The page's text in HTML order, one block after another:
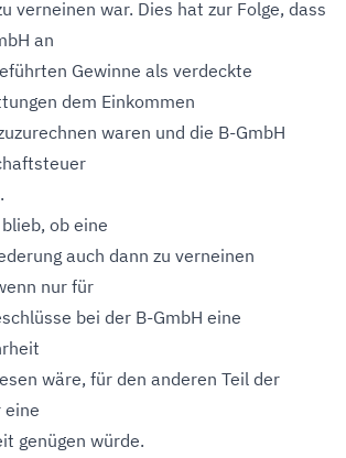
verneinen war. Dies hat zur Folge, dass
an
Gewinne als verdeckte
dem Einkommen
waren und die B-GmbH
ob eine
auch dann zu verneinen
nur für
bei der B-GmbH eine
wäre, für den anderen Teil der
eine
genügen würde.